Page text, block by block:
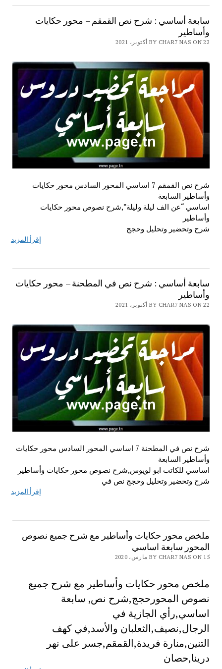
سابعة أساسي : شرح نص القمقم – محور حكايات
وأساطير
BY CHAR7 NAS ON 22 أكتوبر، 2021
شرح نص القمقم 7 اساسي المحور السادس محور حكايات
وأساطير السابعة
اساسي “عن الف ليلة وليلة”,شرح نصوص محور حكايات
وأساطير
شرح وتحضير وتحليل وحجج
إقرأ المزيد
سابعة أساسي : شرح نص في المطحنة – محور حكايات
وأساطير
BY CHAR7 NAS ON 22 أكتوبر، 2021
شرح نص في المطحنة 7 اساسي المحور السادس محور حكايات
وأساطير السابعة
اساسي للكاتب ابو لويوس,شرح نصوص محور حكايات وأساطير
شرح وتحضير وتحليل وحجج نص في
إقرأ المزيد
ملخص محور حكايات وأساطير مع شرح جميع نصوص
المحور سابعة اساسي
BY CHAR7 NAS ON 15 مارس، 2020
ملخص محور حكايات وأساطير مع شرح جميع
نصوص المحورحجج,شرح نص, سابعة
اساسي,رأي الجازية في
الرجال,نصيف,الثعلبان والأسد,في كهف
التنين,منارة فريدة,القمقم,جسر على نهر
درينا,حصان